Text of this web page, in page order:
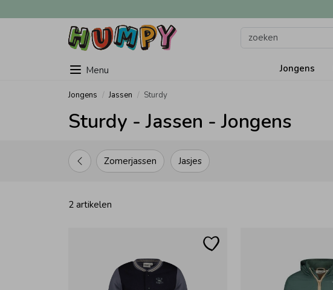
Menu Jongens
Jongens Jassen Sturdy
Sturdy - Jassen - Jongens
Jasjes
Zomerjassen
2 artikelen